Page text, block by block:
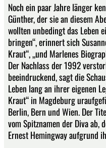
Noch ein paar Jahre länger
Günther, der sie an diesem
wollten unbedingt das Leben
bringen“, erinnert sich
Kraut“, „und Marlenes
Der Nachlass der 1992
beeindruckend, sagt die
Leben lang an ihrer eigenen
Kraut“ in Magdeburg
Berlin, Bern und Wien. Der
vom Spitznamen der Diva
Ernest Hemingway aufgrund